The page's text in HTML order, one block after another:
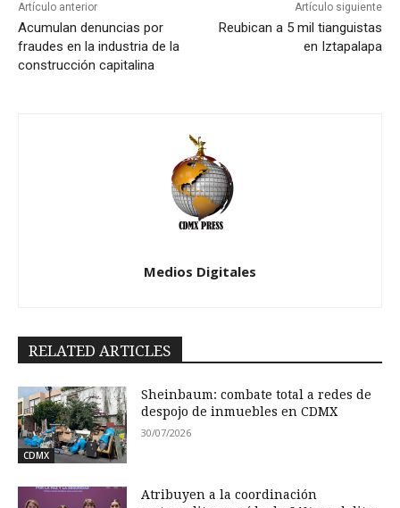
Artículo anterior
Acumulan denuncias por
fraudes en la industria de la
construcción capitalina
Artículo siguiente
Reubican a 5 mil tianguistas
en Iztapalapa
Medios Digitales
RELATED ARTICLES
CDMX
Sheinbaum: combate total a redes de
despojo de inmuebles en CDMX
30/07/2026
Atribuyen a la coordinación